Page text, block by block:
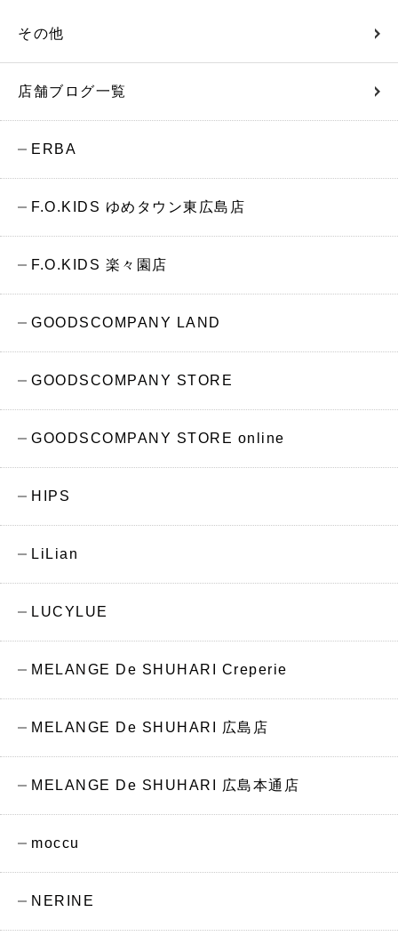
その他
店舗ブログ一覧
ERBA
F.O.KIDS ゆめタウン東広島店
F.O.KIDS 楽々園店
GOODSCOMPANY LAND
GOODSCOMPANY STORE
GOODSCOMPANY STORE online
HIPS
LiLian
LUCYLUE
MELANGE De SHUHARI Creperie
MELANGE De SHUHARI 広島店
MELANGE De SHUHARI 広島本通店
moccu
NERINE